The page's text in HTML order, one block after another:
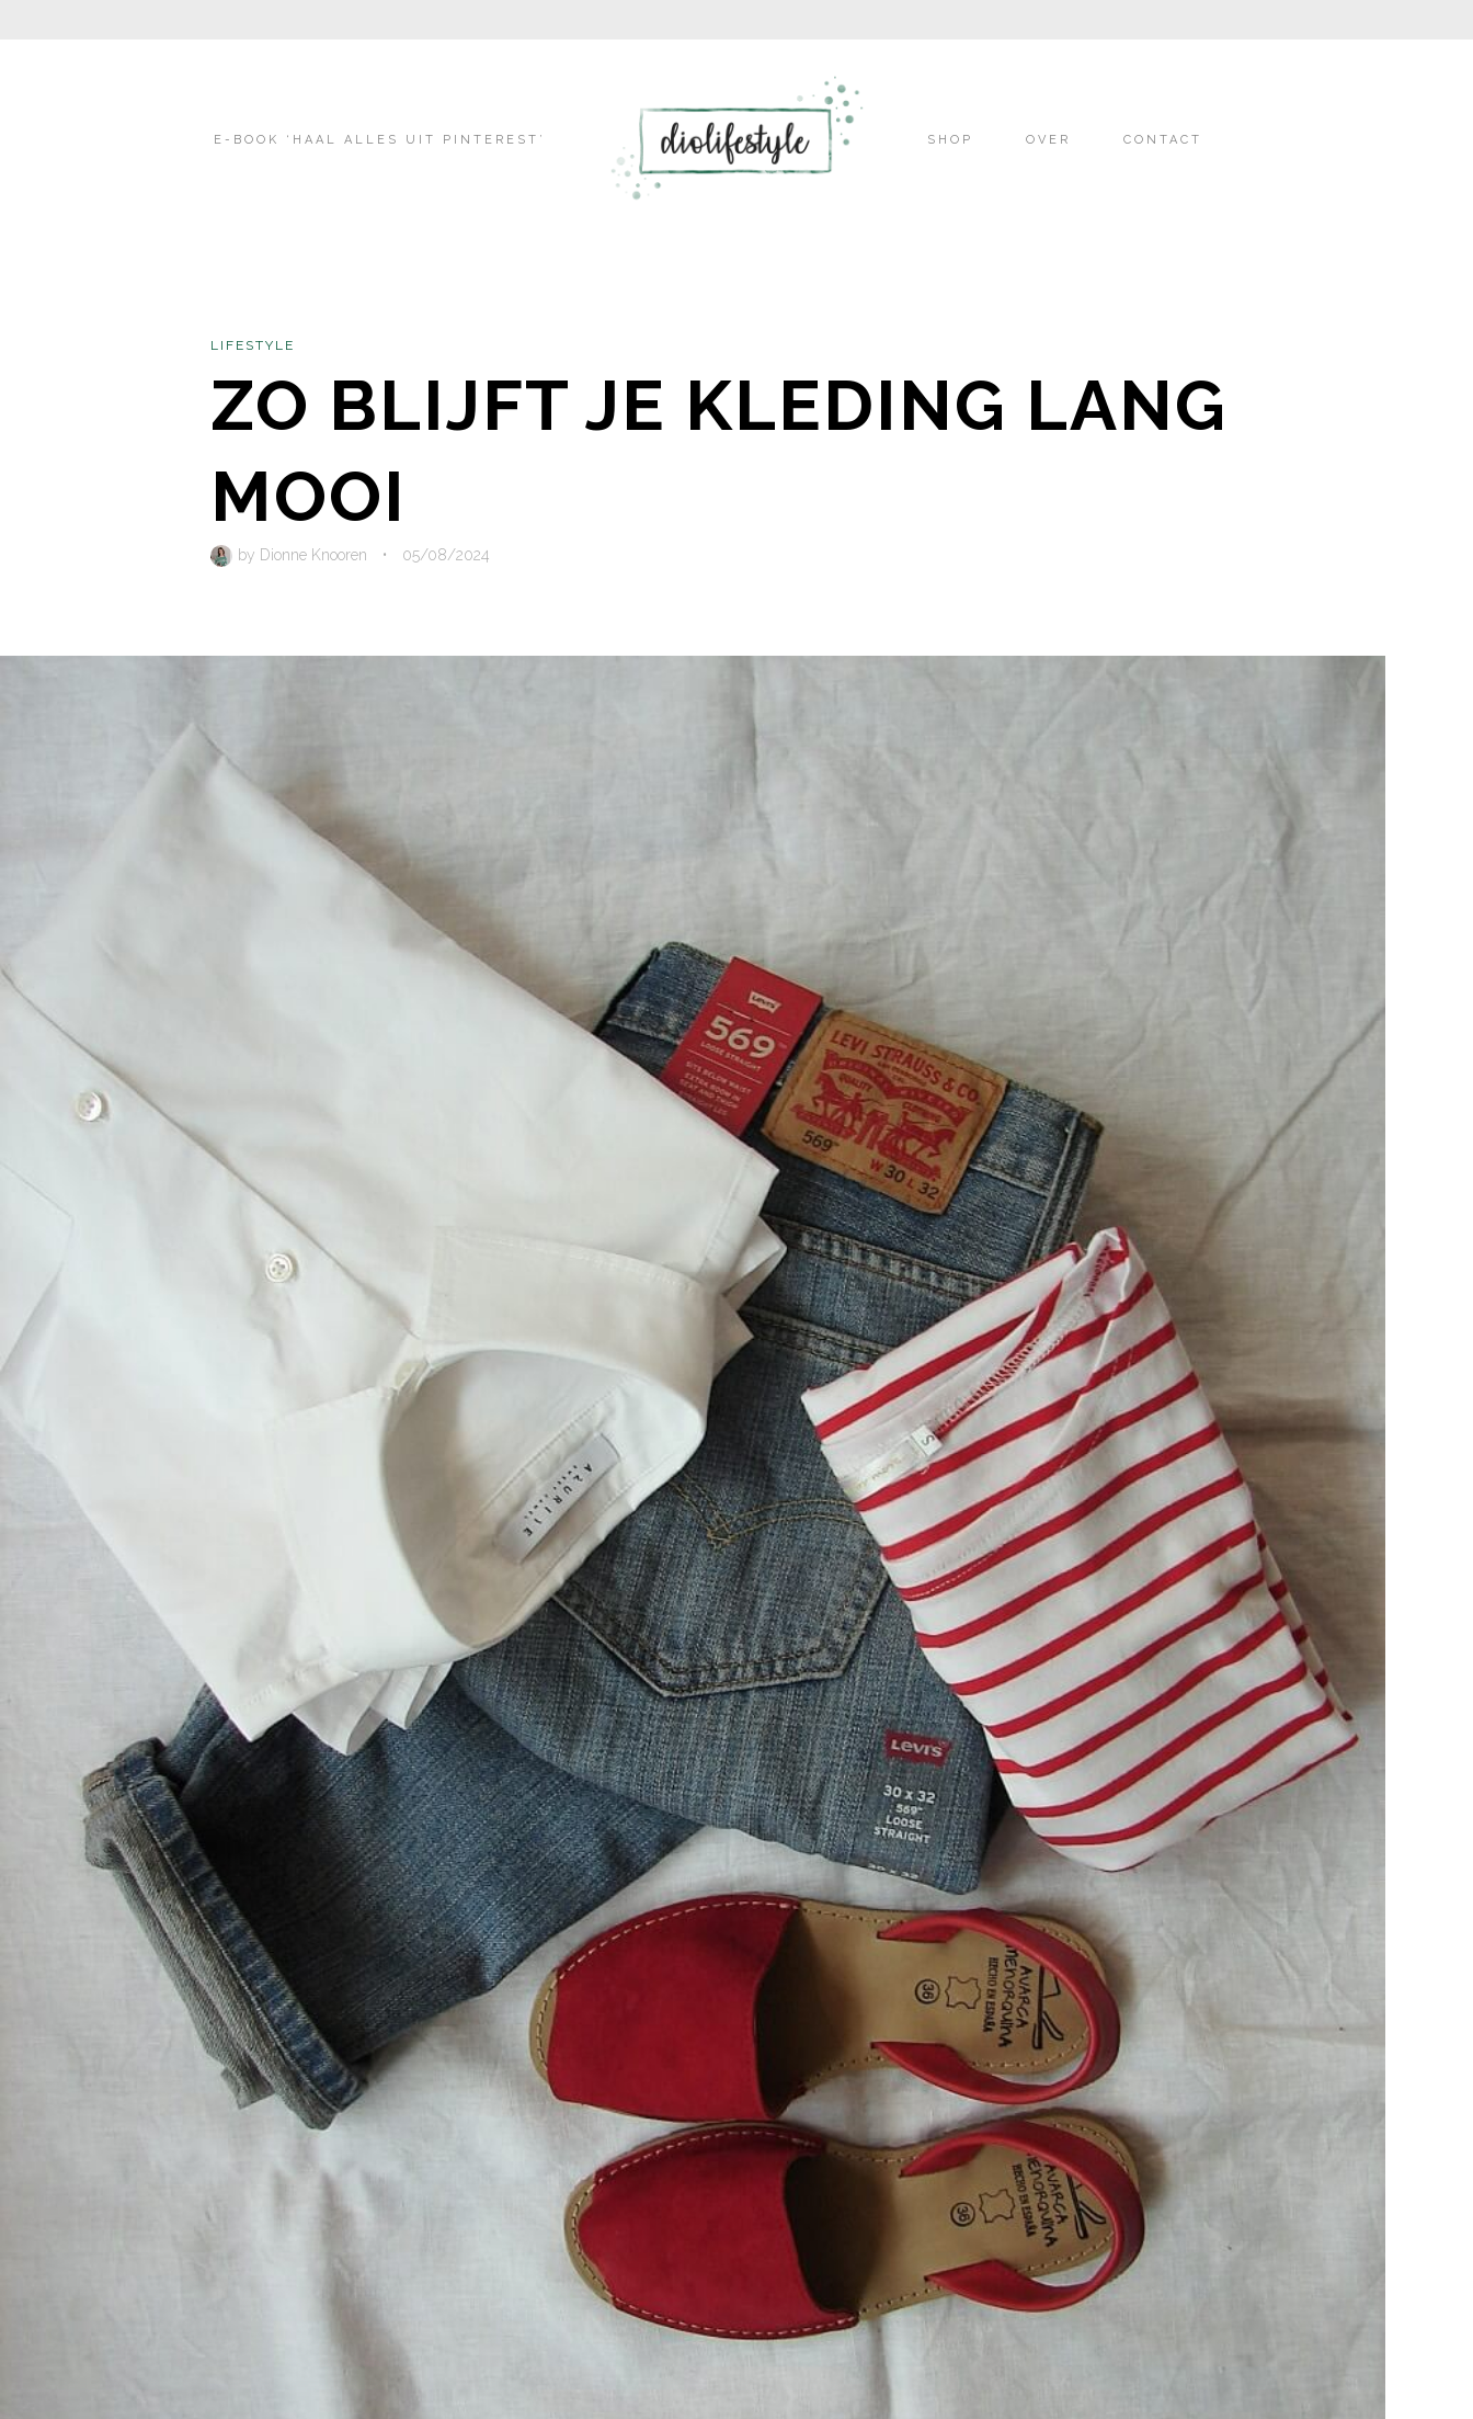
E-BOOK ‘HAAL ALLES UIT PINTEREST’ SHOP OVER CONTACT
LIFESTYLE
ZO BLIJFT JE KLEDING LANG
MOOI
by Dionne Knooren • 05/08/2024